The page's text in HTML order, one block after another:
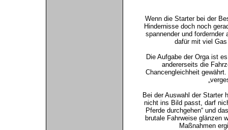
Wenn die Starter bei der
Hindernisse doch noch
spannender und
dafür mit viel
Die Aufgabe der Orga ist
andererseits die
Chancengleichheit
Bei der Auswahl der Starter
nicht ins Bild passt, darf
Pferde durchgehen“ und
brutale Fahrweise glänzen
Maßnahmen